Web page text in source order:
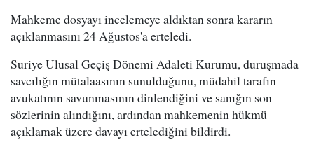
Mahkeme dosyayı incelemeye aldıktan sonra kararın
açıklanmasını 24 Ağustos'a erteledi.
Suriye Ulusal Geçiş Dönemi Adaleti Kurumu, duruşmada
savcılığın mütalaasının sunulduğunu, müdahil tarafın
avukatının savunmasının dinlendiğini ve sanığın son
sözlerinin alındığını, ardından mahkemenin hükmü
açıklamak üzere davayı ertelediğini bildirdi.